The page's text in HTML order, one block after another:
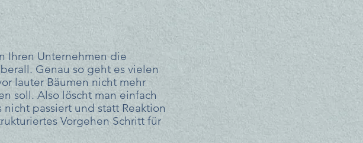
Ihren Unternehmen die
Genau so geht es vielen
lauter Bäumen nicht mehr
soll. Also löscht man einfach
passiert und statt Reaktion
Vorgehen Schritt für